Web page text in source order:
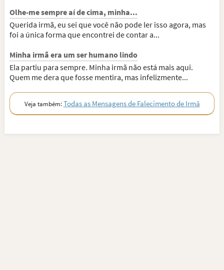
Olhe-me sempre aí de cima, minha...
Querida irmã, eu sei que você não pode ler isso agora, mas
foi a única forma que encontrei de contar a...
Minha irmã era um ser humano lindo
Ela partiu para sempre. Minha irmã não está mais aqui.
Quem me dera que fosse mentira, mas infelizmente...
Veja também:Todas as Mensagens de Falecimento de Irmã